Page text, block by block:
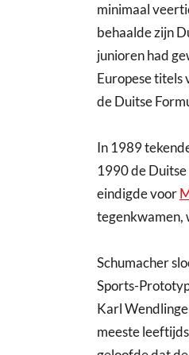
minimaal
behaalde zijn
junioren had
Europese titels
de Duitse
In 1989
1990 de
eindigde voor
tegenkwamen,
Schumacher
Sports-
Karl
meeste